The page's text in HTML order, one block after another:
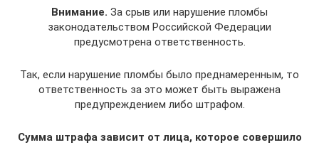
Внимание. За срыв или нарушение пломбы
законодательством Российской Федерации
предусмотрена ответственность.
Так, если нарушение пломбы было преднамеренным, то
ответственность за это может быть выражена
предупреждением либо штрафом.
Сумма штрафа зависит от лица, которое совершило